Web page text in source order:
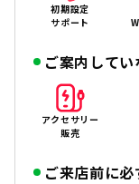
初期設定
サポート
ご案内して
アクセサリー
販売
ご来店前に